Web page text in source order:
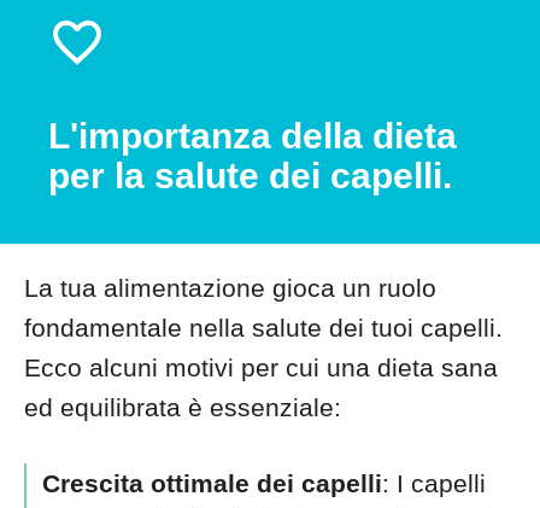
L'importanza della dieta
per la salute dei capelli.
La tua alimentazione gioca un ruolo
fondamentale nella salute dei tuoi capelli.
Ecco alcuni motivi per cui una dieta sana
ed equilibrata è essenziale:
Crescita ottimale dei capelli: I capelli